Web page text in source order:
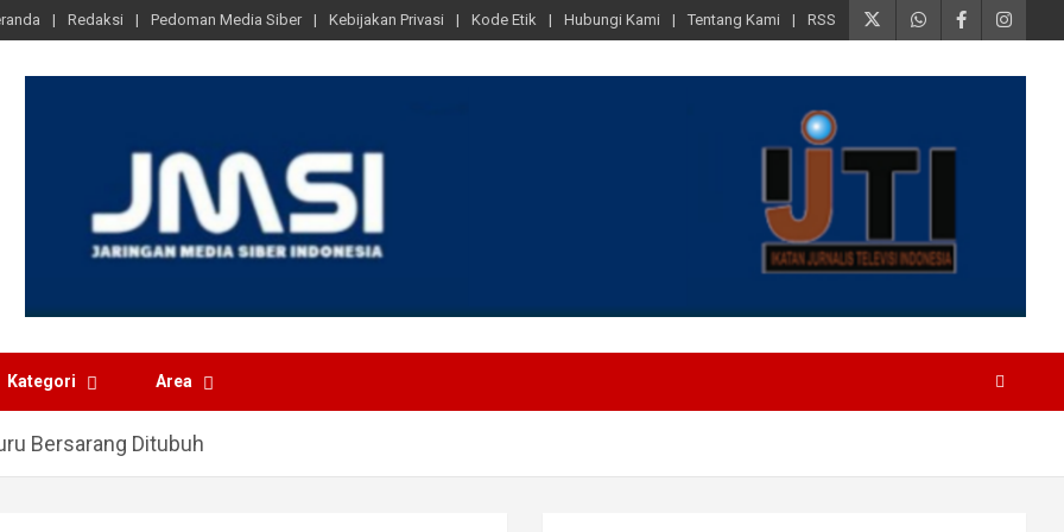
Redaksi Pedoman Media Siber Kebijakan Privasi Kode Etik Hubungi Kami Tentang Kami RSS
Kategori Area
Bersarang Ditubuh